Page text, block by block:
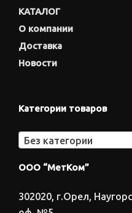
КАТАЛОГ
О компании
Доставка
Новости
Категории товаров
Без категории
ООО “МетКом”
302020, г.Орел,